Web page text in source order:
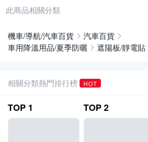
此商品相關分類
機車/導航/汽車百貨
汽車百貨
車用降溫用品/夏季防曬
遮陽板/靜電貼
相關分類熱門排行榜 HOT
TOP 1 TOP2